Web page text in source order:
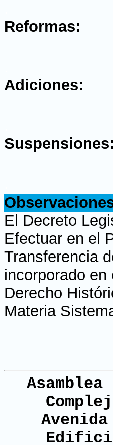
Reformas:
Adiciones:
Suspensiones:
El Decreto
Efectuar en el
Transferencia
incorporado
Derecho
Materia